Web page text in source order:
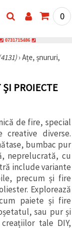
0
0731715486
› Ațe, șnururi,
ȘI PROIECTE
de fire, special
diverse.
bumbac pur
neprelucrată, cu
include variante
precum și fire
Explorează
paiete și fire
sau pur și
tale DIY,